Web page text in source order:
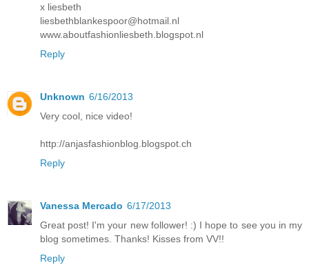
x liesbeth
liesbethblankespoor@hotmail.nl
www.aboutfashionliesbeth.blogspot.nl
Reply
Unknown 6/16/2013
Very cool, nice video!
http://anjasfashionblog.blogspot.ch
Reply
Vanessa Mercado 6/17/2013
Great post! I'm your new follower! :) I hope to see you in my
blog sometimes. Thanks! Kisses from VV!!
Reply